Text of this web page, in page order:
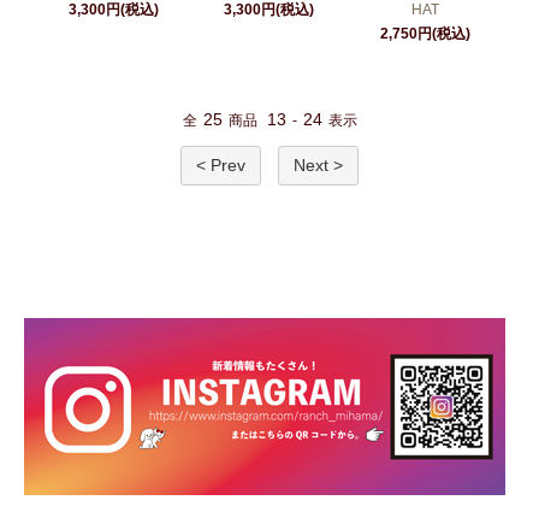
3,300円(税込)
3,300円(税込)
HAT
2,750円(税込)
全 25 商品 13 - 24 表示
< Prev Next >